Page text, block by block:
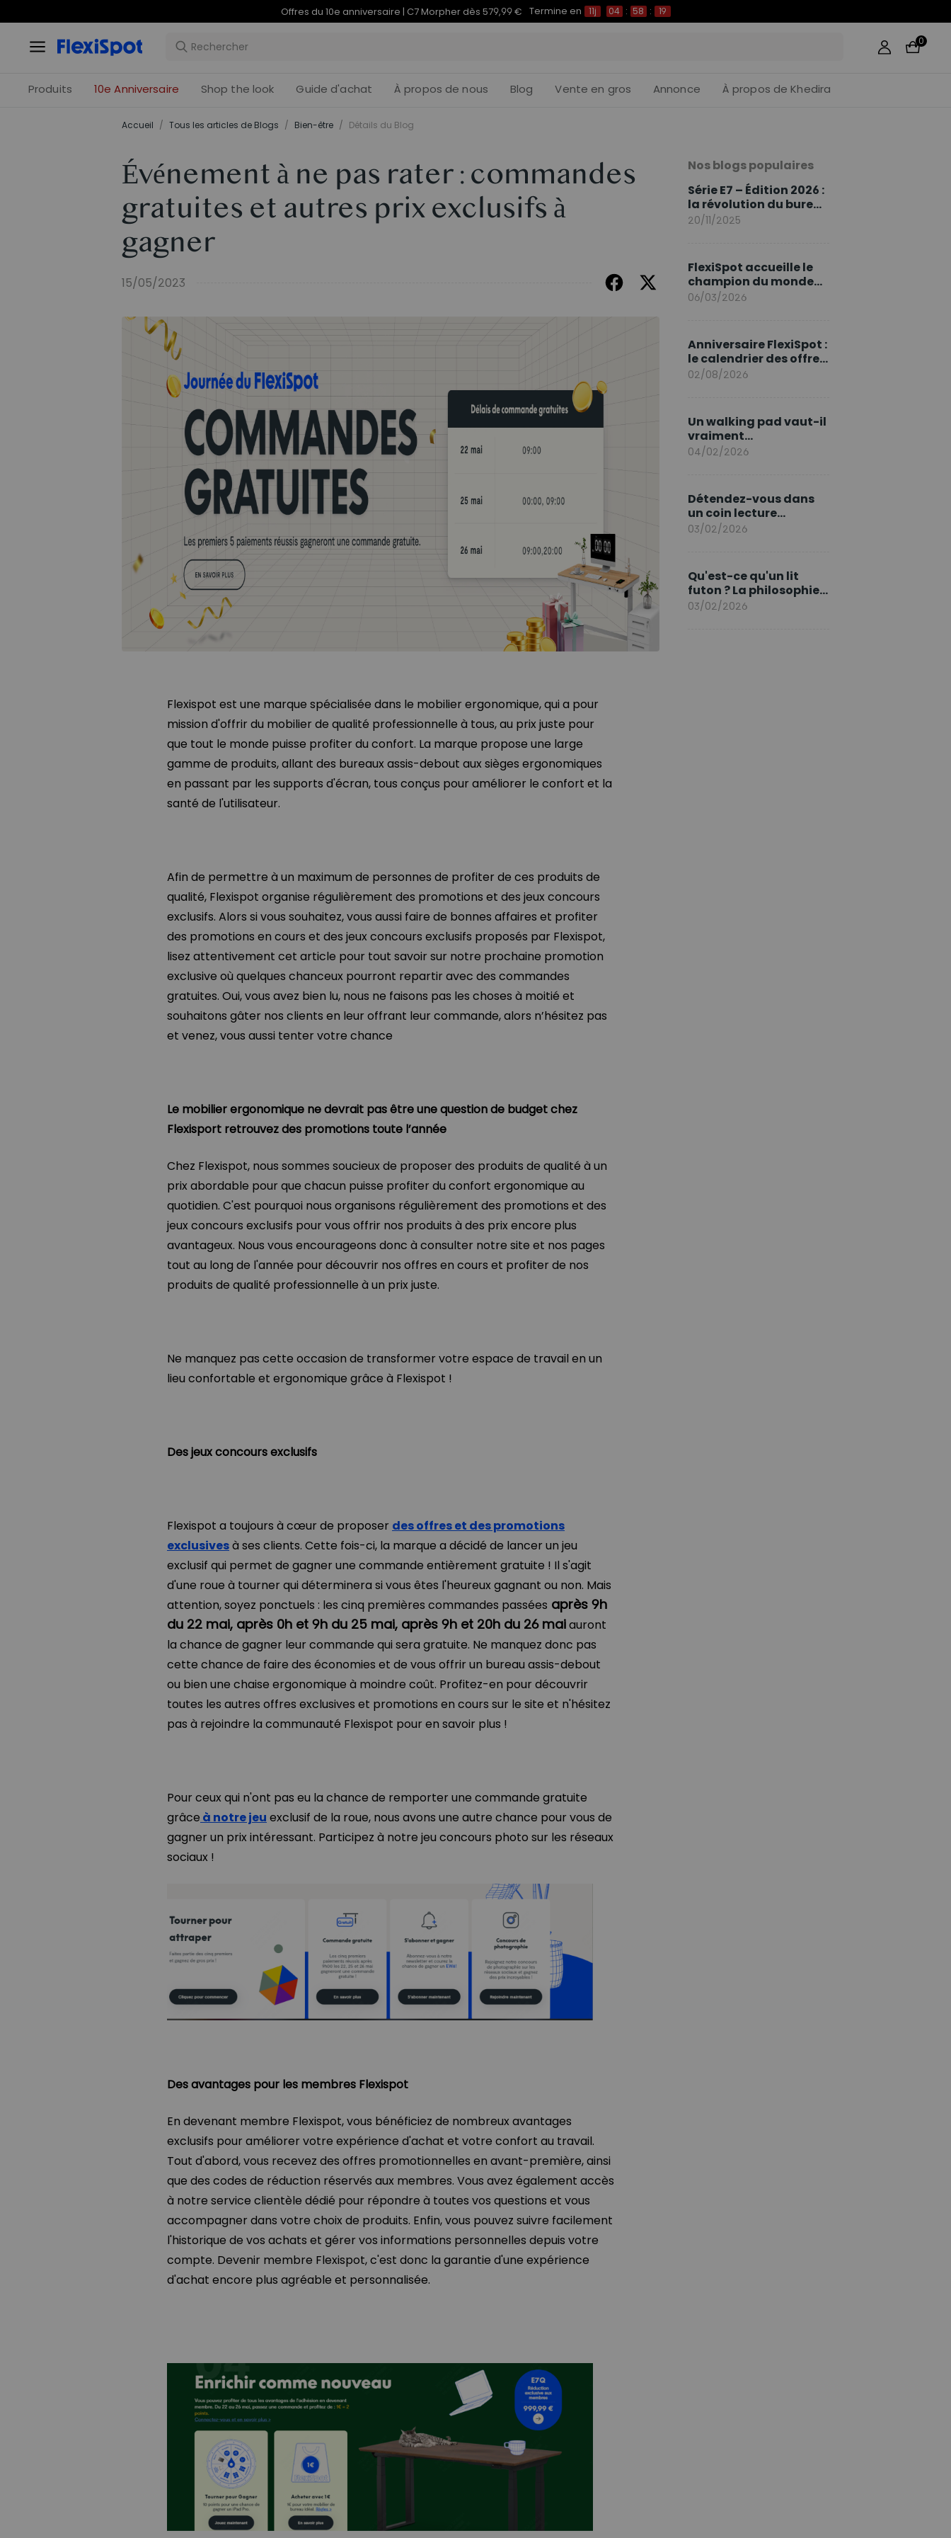
Offres du 10e anniversaire | C7 Morpher dès 579,99 € Termine en 11j 04 : 58 : 18
0
Produits 10e Anniversaire Shop the look Guide d'achat À propos de nous Blog Vente en gros Annonce À propos de Khedira
Accueil / Tous les articles de Blogs / Bien-être / Détails du Blog
Événement à ne pas rater : commandes
gratuites et autres prix exclusifs à
gagner
15/05/2023
Flexispot est une marque spécialisée dans le mobilier ergonomique, qui a pour
mission d'offrir du mobilier de qualité professionnelle à tous, au prix juste pour
que tout le monde puisse profiter du confort. La marque propose une large
gamme de produits, allant des bureaux assis-debout aux sièges ergonomiques
en passant par les supports d'écran, tous conçus pour améliorer le confort et la
santé de l'utilisateur.
Afin de permettre à un maximum de personnes de profiter de ces produits de
qualité, Flexispot organise régulièrement des promotions et des jeux concours
exclusifs. Alors si vous souhaitez, vous aussi faire de bonnes affaires et profiter
des promotions en cours et des jeux concours exclusifs proposés par Flexispot,
lisez attentivement cet article pour tout savoir sur notre prochaine promotion
exclusive où quelques chanceux pourront repartir avec des commandes
gratuites. Oui, vous avez bien lu, nous ne faisons pas les choses à moitié et
souhaitons gâter nos clients en leur offrant leur commande, alors n’hésitez pas
et venez, vous aussi tenter votre chance
Le mobilier ergonomique ne devrait pas être une question de budget chez
Flexisport retrouvez des promotions toute l’année
Chez Flexispot, nous sommes soucieux de proposer des produits de qualité à un
prix abordable pour que chacun puisse profiter du confort ergonomique au
quotidien. C'est pourquoi nous organisons régulièrement des promotions et des
jeux concours exclusifs pour vous offrir nos produits à des prix encore plus
avantageux. Nous vous encourageons donc à consulter notre site et nos pages
tout au long de l'année pour découvrir nos offres en cours et profiter de nos
produits de qualité professionnelle à un prix juste.
Ne manquez pas cette occasion de transformer votre espace de travail en un
lieu confortable et ergonomique grâce à Flexispot !
Des jeux concours exclusifs
Flexispot a toujours à cœur de proposer des offres et des promotions
exclusivesà ses clients. Cette fois-ci, la marque a décidé de lancer un jeu
exclusif qui permet de gagner une commande entièrement gratuite ! Il s'agit
d'une roue à tourner qui déterminera si vous êtes l'heureux gagnant ou non. Mais
attention, soyez ponctuels : les cinq premières commandes passées après 9h
du 22 mai, après 0h et 9h du 25 mai, après 9h et 20h du 26 maiauront
la chance de gagner leur commande qui sera gratuite. Ne manquez donc pas
cette chance de faire des économies et de vous offrir un bureau assis-debout
ou bien une chaise ergonomique à moindre coût. Profitez-en pour découvrir
toutes les autres offres exclusives et promotions en cours sur le site et n'hésitez
pas à rejoindre la communauté Flexispot pour en savoir plus !
Pour ceux qui n'ont pas eu la chance de remporter une commande gratuite
grâce à notre jeu exclusif de la roue, nous avons une autre chance pour vous de
gagner un prix intéressant. Participez à notre jeu concours photo sur les réseaux
sociaux !
Des avantages pour les membres Flexispot
En devenant membre Flexispot, vous bénéficiez de nombreux avantages
exclusifs pour améliorer votre expérience d'achat et votre confort au travail.
Tout d'abord, vous recevez des offres promotionnelles en avant-première, ainsi
que des codes de réduction réservés aux membres. Vous avez également accès
à notre service clientèle dédié pour répondre à toutes vos questions et vous
accompagner dans votre choix de produits. Enfin, vous pouvez suivre facilement
l'historique de vos achats et gérer vos informations personnelles depuis votre
compte. Devenir membre Flexispot, c'est donc la garantie d'une expérience
d'achat encore plus agréable et personnalisée.
Nos blogs populaires
Série E7 – Édition 2026 :
la révolution du bureau
assis debout continue
20/11/2025
FlexiSpot accueille le
champion du monde
Sami Khedira comme
06/03/2026
Anniversaire FlexiSpot :
le calendrier des offres
d’août
02/08/2026
Un walking pad vaut-il
vraiment
l'investissement ?
04/02/2026
Détendez-vous dans
un coin lecture
printanier
03/02/2026
Qu'est-ce qu'un lit
futon ? La philosophie
du sommeil japonais
03/02/2026